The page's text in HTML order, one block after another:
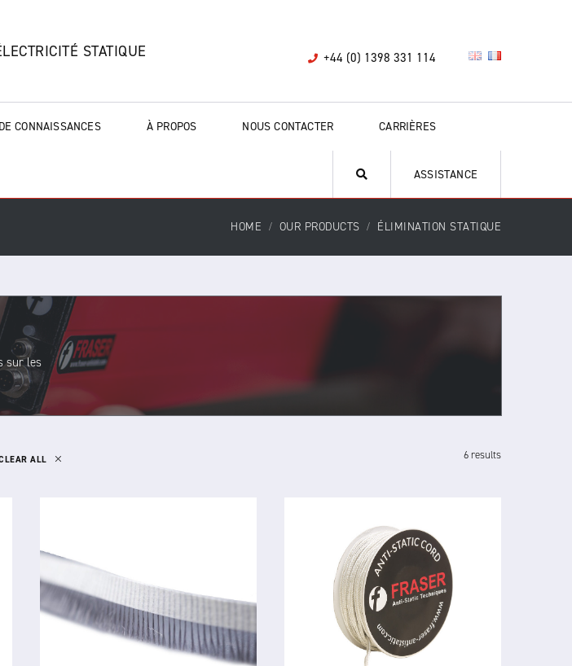
+44 (0) 1398 331 114
STATIQUE
CONNAISSANCES À PROPOS NOUS CONTACTER CARRIÈRES
ASSISTANCE
HOME OUR PRODUCTS ÉLIMINATION STATIQUE
sur les
ALL 6 results
STATIC DISCHARGERS
Les déchargeurs statiques 406/7 et
409/11 sont de puissantes brosses
antistatiques faciles à utiliser et à
850 / 850E
ANTI-STATIC CORD
Le 850 / 850E Anti-Static Cord est
un outil polyvalent et économique
pour neutraliser l'électricité